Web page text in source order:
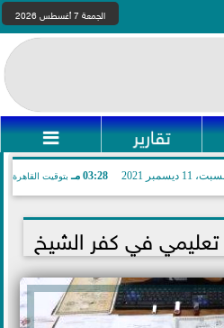
الجمعة 7 أغسطس 2026
تقارير 
11 ديسمبر 2021 03:28 مـ بتوقيت القاهرة
في كفر الشيخ